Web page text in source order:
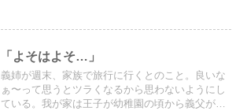
「よそはよそ…」
義姉が週末、家族で旅行に行くとのこと。良いな
ぁ〜って思うとツラくなるから思わないようにし
ている。我が家は王子が幼稚園の頃から義父が入